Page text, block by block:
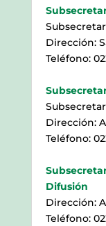
Dirección:
Teléfono:
Dirección:
Teléfono:
Difusión
Dirección:
Teléfono: